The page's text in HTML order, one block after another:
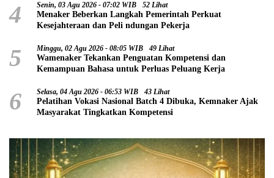
4 Senin, 03 Agu 2026 - 07:02 WIB 52 Lihat
Menaker Beberkan Langkah Pemerintah Perkuat
Kesejahteraan dan Peli ndungan Pekerja
5 Minggu, 02 Agu 2026 - 08:05 WIB 49 Lihat
Wamenaker Tekankan Penguatan Kompetensi dan
Kemampuan Bahasa untuk Perluas Peluang Kerja
6 Selasa, 04 Agu 2026 - 06:53 WIB 43 Lihat
Pelatihan Vokasi Nasional Batch 4 Dibuka, Kemnaker Ajak
Masyarakat Tingkatkan Kompetensi